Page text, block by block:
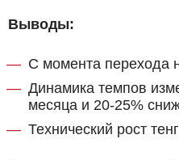
Выводы:
С момента перехода
Динамика темпов
месяца и 20-25%
Технический рост